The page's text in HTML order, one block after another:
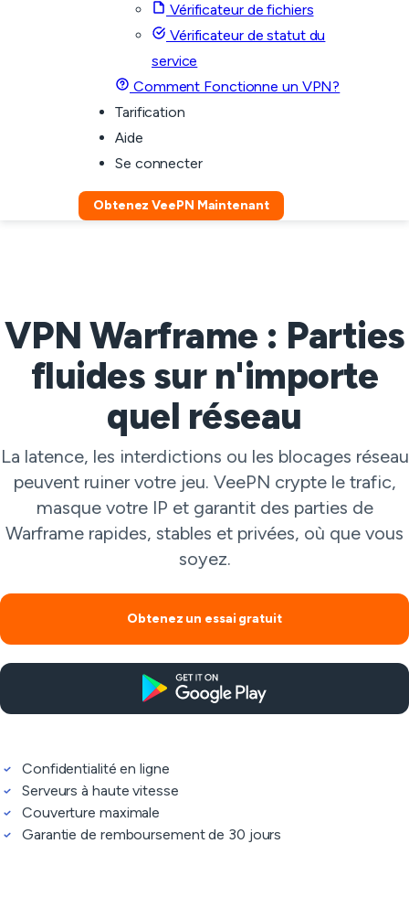
Vérificateur de fichiers
Vérificateur de statut du
service
Comment Fonctionne un VPN?
Tarification
Aide
Se connecter
Obtenez VeePN Maintenant
VPN Warframe : Parties
fluides sur n'importe
quel réseau
La latence, les interdictions ou les blocages réseau
peuvent ruiner votre jeu. VeePN crypte le trafic,
masque votre IP et garantit des parties de
Warframe rapides, stables et privées, où que vous
soyez.
Obtenez un essai gratuit
Confidentialité en ligne
Serveurs à haute vitesse
Couverture maximale
Garantie de remboursement de 30 jours